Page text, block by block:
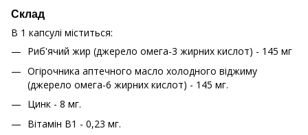
Склад
В 1 капсулі міститься:
Риб'ячий жир (джерело омега-3 жирних кислот) - 145 мг
Огірочника аптечного масло холодного віджиму
(джерело омега-6 жирних кислот) - 145 мг.
Цинк - 8 мг.
Вітамін В1 - 0,23 мг.